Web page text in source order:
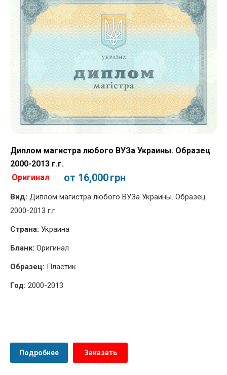
Диплом магистра любого ВУЗа Украины. Образец
2000-2013 г.г.
Оригинал
от 16,000грн
Вид: Диплом магистра любого ВУЗа Украины. Образец
2000-2013 г.г.
Страна: Украина
Бланк: Оригинал
Образец: Пластик
Год: 2000-2013
Подробнее Заказать